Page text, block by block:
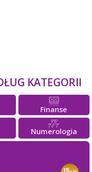
KATEGORII
Finanse
Numerologia